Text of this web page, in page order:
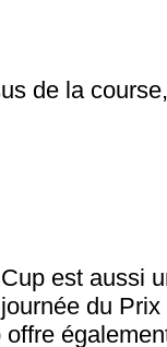
de la
est aussi
du Prix
offre